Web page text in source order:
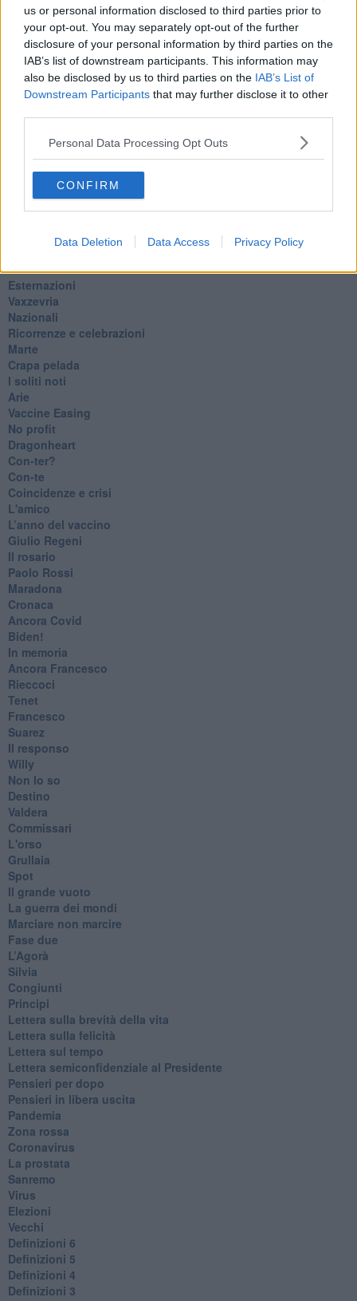
us or personal information disclosed to third parties prior to
your opt-out. You may separately opt-out of the further
disclosure of your personal information by third parties on the
IAB’s list of downstream participants. This information may
also be disclosed by us to third parties on the IAB’s List of
Downstream Participants that may further disclose it to other
Personal Data Processing Opt Outs
CONFIRM
Data Deletion Data Access Privacy Policy
Articoli dal Blog “Pensieri della domenica” di Libero Venturi
​Agorà reloaded
Ultimo
​L’urlo e gli inglesi
Carrà
Il Presidente
​Il Giro
Insopportabile
​Mentre
​Ci vuole Fedez
​Cronaca di un vaccino annunciato
​Liberazione
Esternazioni
Vaxzevria
Nazionali
​Ricorrenze e celebrazioni
Marte
​Crapa pelada
​I soliti noti
Arie
​Vaccine Easing
No profit
Dragonheart
Con-ter?
​Con-te
Coincidenze e crisi
L'amico
​L’anno del vaccino
Giulio Regeni
​Il rosario
Paolo Rossi
Maradona
Cronaca
​Ancora Covid
​Biden!
In memoria
​Ancora Francesco
Rieccoci
Tenet
Francesco
Suarez
​Il responso
Willy
Non lo so
Destino
Valdera
Commissari
L'orso
Grullaia
Spot
​Il grande vuoto
​La guerra dei mondi
Marciare non marcire
Fase due
L’Agorà
Silvia
Congiunti
Principi
​Lettera sulla brevità della vita
​Lettera sulla felicità
​Lettera sul tempo
Lettera semiconfidenziale al Presidente
Pensieri per dopo
​Pensieri in libera uscita
Pandemia
Zona rossa
Coronavirus
La prostata
Sanremo
Virus
Elezioni
Vecchi
Definizioni 6
Definizioni 5
Definizioni 4
Definizioni 3